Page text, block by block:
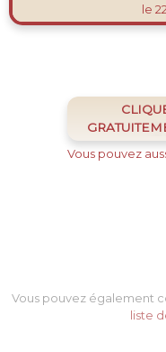
le
Vous pouvez
Vous pouvez également
liste